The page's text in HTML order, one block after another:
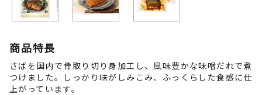
商品特長
さばを国内で骨取り切り身加工し、風味豊かな味噌だれで煮
つけました。しっかり味がしみこみ、ふっくらした食感に仕
上がっています。